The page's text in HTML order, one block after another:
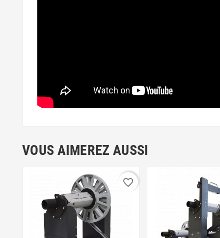
VOUS AIMEREZ AUSSI
favorite_border